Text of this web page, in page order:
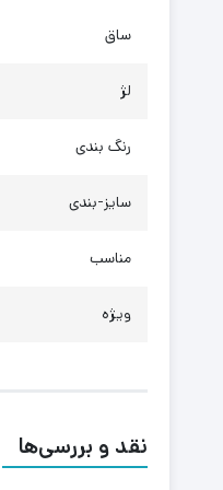
ساق
لژ
رنگ بندی
سایز-بندی
مناسب
ویژه
نقد و بررسی‌ها